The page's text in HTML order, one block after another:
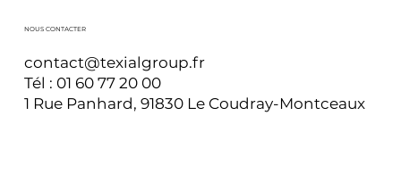
NOUS CONTACTER
contact@texialgroup.fr
Tél : 01 60 77 20 00
1 Rue Panhard, 91830 Le Coudray-Montceaux